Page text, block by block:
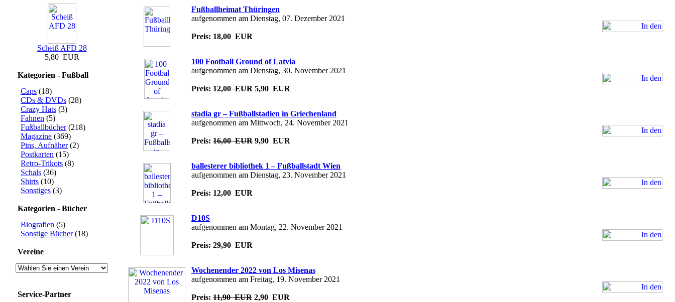
Scheiß AFD 28
5,80 EUR
Kategorien - Fußball
Caps (18)
CDs & DVDs (28)
Crazy Hats (3)
Fahnen (5)
Fußballbücher(218)
Magazine (369)
Pins, Aufnäher(2)
Postkarten (15)
Retro-Trikots (8)
Schals (36)
Shirts (10)
Sonstiges (3)
Kategorien - Bücher
Biografien (5)
Sonstige Bücher(18)
Vereine
Service-Partner
Fußballheimat Thüringen
aufgenommen am Dienstag, 07. Dezember 2021
Preis: 18,00 EUR
100 Football Ground of Latvia
aufgenommen am Dienstag, 30. November 2021
Preis: 12,00 EUR 5,90 EUR
stadia gr – Fußballstadien in Griechenland
aufgenommen am Mittwoch, 24. November 2021
Preis: 16,00 EUR 9,90 EUR
ballesterer bibliothek 1 – Fußballstadt Wien
aufgenommen am Dienstag, 23. November 2021
Preis: 12,00 EUR
D10S
aufgenommen am Montag, 22. November 2021
Preis: 29,90 EUR
Wochenender 2022 von Los Misenas
aufgenommen am Freitag, 19. November 2021
Preis: 11,90 EUR 2,90 EUR